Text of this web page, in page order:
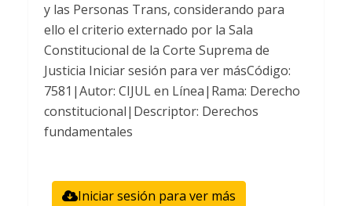
y las Personas Trans, considerando para
ello el criterio externado por la Sala
Constitucional de la Corte Suprema de
Justicia Iniciar sesión para ver másCódigo:
7581|Autor: CIJUL en Línea|Rama: Derecho
constitucional|Descriptor: Derechos
fundamentales
Iniciar sesión para ver más